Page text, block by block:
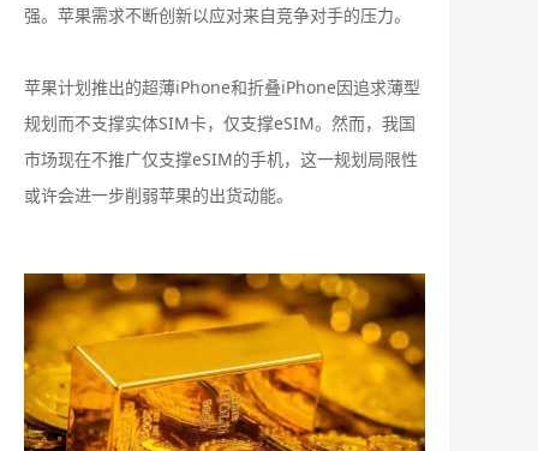
强。苹果需求不断创新以应对来自竞争对手的压力。
苹果计划推出的超薄iPhone和折叠iPhone因追求薄型
规划而不支撑实体SIM卡，仅支撑eSIM。然而，我国
市场现在不推广仅支撑eSIM的手机，这一规划局限性
或许会进一步削弱苹果的出货动能。